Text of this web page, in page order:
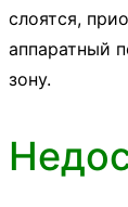
слоятся,
аппаратный
зону.